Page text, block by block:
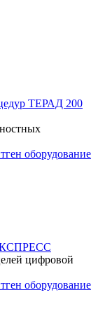
ТЕРАД 200
оборудование
цифровой
оборудование